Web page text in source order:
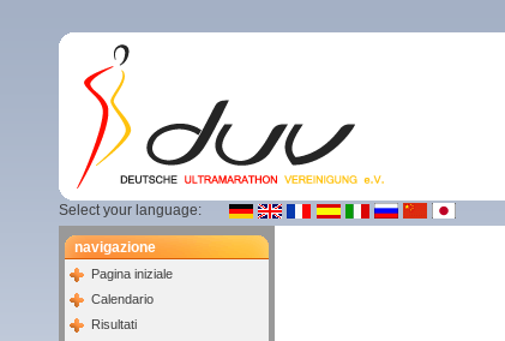
Select your language:
navigazione
Pagina iniziale
Calendario
Risultati